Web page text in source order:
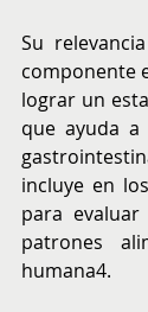
Su
componente
lograr un
que ayuda
incluye en
para
patrones
humana4.